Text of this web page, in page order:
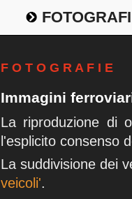
F O T O G R A F I E
Immagini
La riproduzione di
l'esplicito consenso
La suddivisione dei
veicoli'.